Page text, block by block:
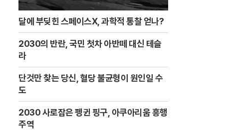
달에 부딪힌 스페이스X, 과학적 통찰 얻나?
2030의 반란, 국민 첫차 아반떼 대신 테슬
라
단것만 찾는 당신, 혈당 불균형이 원인일 수
도
2030 사로잡은 펭귄 핑구, 아쿠아리움 흥행
주역